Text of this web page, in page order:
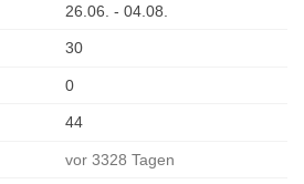
26.06. - 04.08.
30
0
44
vor 3328 Tagen